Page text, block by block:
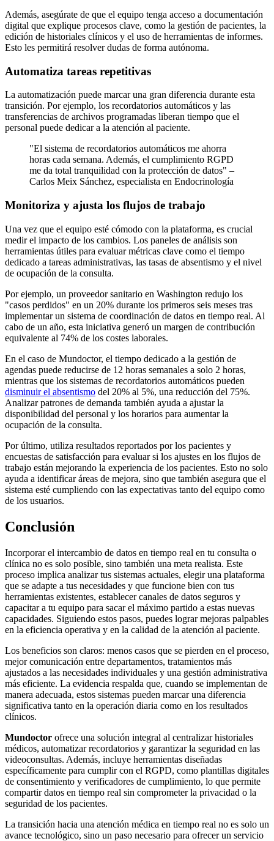
Además, asegúrate de que el equipo tenga acceso a documentación
digital que explique procesos clave, como la gestión de pacientes, la
edición de historiales clínicos y el uso de herramientas de informes.
Esto les permitirá resolver dudas de forma autónoma.
Automatiza tareas repetitivas
La automatización puede marcar una gran diferencia durante esta
transición. Por ejemplo, los recordatorios automáticos y las
transferencias de archivos programadas liberan tiempo que el
personal puede dedicar a la atención al paciente.
"El sistema de recordatorios automáticos me ahorra
horas cada semana. Además, el cumplimiento RGPD
me da total tranquilidad con la protección de datos" –
Carlos Meix Sánchez, especialista en Endocrinología
Monitoriza y ajusta los flujos de trabajo
Una vez que el equipo esté cómodo con la plataforma, es crucial
medir el impacto de los cambios. Los paneles de análisis son
herramientas útiles para evaluar métricas clave como el tiempo
dedicado a tareas administrativas, las tasas de absentismo y el nivel
de ocupación de la consulta.
Por ejemplo, un proveedor sanitario en Washington redujo los
"casos perdidos" en un 20% durante los primeros seis meses tras
implementar un sistema de coordinación de datos en tiempo real. Al
cabo de un año, esta iniciativa generó un margen de contribución
equivalente al 74% de los costes laborales.
En el caso de Mundoctor, el tiempo dedicado a la gestión de
agendas puede reducirse de 12 horas semanales a solo 2 horas,
mientras que los sistemas de recordatorios automáticos pueden
disminuir el absentismo del 20% al 5%, una reducción del 75%.
Analizar patrones de demanda también ayuda a ajustar la
disponibilidad del personal y los horarios para aumentar la
ocupación de la consulta.
Por último, utiliza resultados reportados por los pacientes y
encuestas de satisfacción para evaluar si los ajustes en los flujos de
trabajo están mejorando la experiencia de los pacientes. Esto no solo
ayuda a identificar áreas de mejora, sino que también asegura que el
sistema esté cumpliendo con las expectativas tanto del equipo como
de los usuarios.
Conclusión
Incorporar el intercambio de datos en tiempo real en tu consulta o
clínica no es solo posible, sino también una meta realista. Este
proceso implica analizar tus sistemas actuales, elegir una plataforma
que se adapte a tus necesidades y que funcione bien con tus
herramientas existentes, establecer canales de datos seguros y
capacitar a tu equipo para sacar el máximo partido a estas nuevas
capacidades. Siguiendo estos pasos, puedes lograr mejoras palpables
en la eficiencia operativa y en la calidad de la atención al paciente.
Los beneficios son claros: menos casos que se pierden en el proceso,
mejor comunicación entre departamentos, tratamientos más
ajustados a las necesidades individuales y una gestión administrativa
más eficiente. La evidencia respalda que, cuando se implementan de
manera adecuada, estos sistemas pueden marcar una diferencia
significativa tanto en la operación diaria como en los resultados
clínicos.
Mundoctor ofrece una solución integral al centralizar historiales
médicos, automatizar recordatorios y garantizar la seguridad en las
videoconsultas. Además, incluye herramientas diseñadas
específicamente para cumplir con el RGPD, como plantillas digitales
de consentimiento y verificadores de cumplimiento, lo que permite
compartir datos en tiempo real sin comprometer la privacidad o la
seguridad de los pacientes.
La transición hacia una atención médica en tiempo real no es solo un
avance tecnológico, sino un paso necesario para ofrecer un servicio